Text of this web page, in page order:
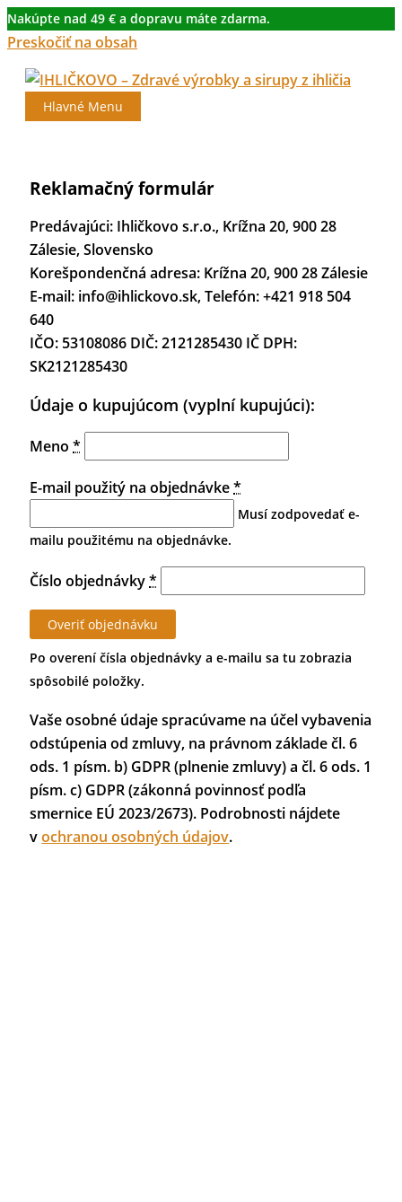
Nakúpte nad 49 € a dopravu máte zdarma.
Preskočiť na obsah
Hlavné Menu
Reklamačný formulár
Predávajúci: Ihličkovo s.r.o., Krížna 20, 900 28
Zálesie, Slovensko
Korešpondenčná adresa: Krížna 20, 900 28 Zálesie
E-mail: info@ihlickovo.sk, Telefón: +421 918 504
640
IČO: 53108086 DIČ: 2121285430 IČ DPH:
SK2121285430
Údaje o kupujúcom (vyplní kupujúci):
Meno*
E-mail použitý na objednávke*
Musí zodpovedať e-
mailu použitému na objednávke.
Číslo objednávky*
Overiť objednávku
Po overení čísla objednávky a e-mailu sa tu zobrazia
spôsobilé položky.
Vaše osobné údaje spracúvame na účel vybavenia
odstúpenia od zmluvy, na právnom základe čl. 6
ods. 1 písm. b) GDPR (plnenie zmluvy) a čl. 6 ods. 1
písm. c) GDPR (zákonná povinnosť podľa
smernice EÚ 2023/2673). Podrobnosti nájdete
vochranou osobných údajov.